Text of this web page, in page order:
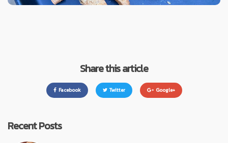
Share this article
Facebook Twitter Google+
Recent Posts